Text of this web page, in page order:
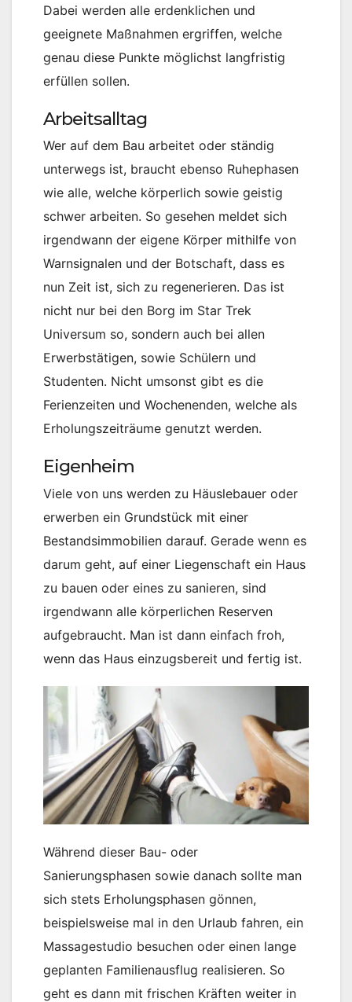
Dabei werden alle erdenklichen und
geeignete Maßnahmen ergriffen, welche
genau diese Punkte möglichst langfristig
erfüllen sollen.
Arbeitsalltag
Wer auf dem Bau arbeitet oder ständig
unterwegs ist, braucht ebenso Ruhephasen
wie alle, welche körperlich sowie geistig
schwer arbeiten. So gesehen meldet sich
irgendwann der eigene Körper mithilfe von
Warnsignalen und der Botschaft, dass es
nun Zeit ist, sich zu regenerieren. Das ist
nicht nur bei den Borg im Star Trek
Universum so, sondern auch bei allen
Erwerbstätigen, sowie Schülern und
Studenten. Nicht umsonst gibt es die
Ferienzeiten und Wochenenden, welche als
Erholungszeiträume genutzt werden.
Eigenheim
Viele von uns werden zu Häuslebauer oder
erwerben ein Grundstück mit einer
Bestandsimmobilien darauf. Gerade wenn es
darum geht, auf einer Liegenschaft ein Haus
zu bauen oder eines zu sanieren, sind
irgendwann alle körperlichen Reserven
aufgebraucht. Man ist dann einfach froh,
wenn das Haus einzugsbereit und fertig ist.
Während dieser Bau- oder
Sanierungsphasen sowie danach sollte man
sich stets Erholungsphasen gönnen,
beispielsweise mal in den Urlaub fahren, ein
Massagestudio besuchen oder einen lange
geplanten Familienausflug realisieren. So
geht es dann mit frischen Kräften weiter in